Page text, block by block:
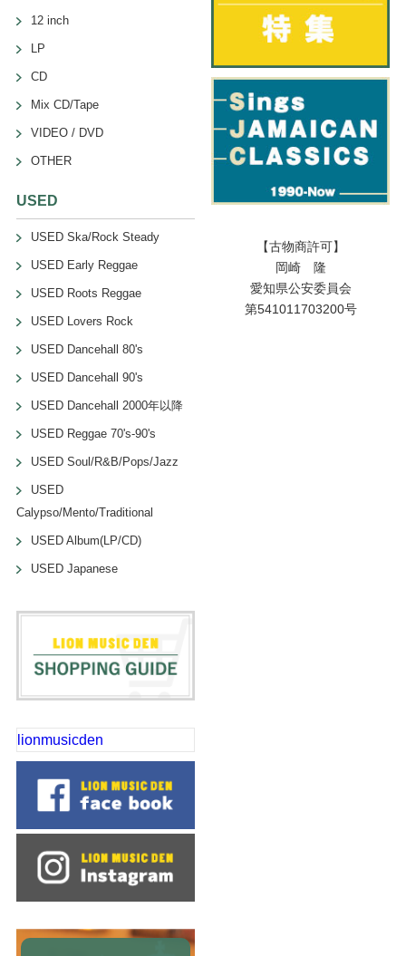
12 inch
LP
CD
Mix CD/Tape
VIDEO / DVD
OTHER
USED
USED Ska/Rock Steady
USED Early Reggae
USED Roots Reggae
USED Lovers Rock
USED Dancehall 80's
USED Dancehall 90's
USED Dancehall 2000年以降
USED Reggae 70's-90's
USED Soul/R&B/Pops/Jazz
USED
Calypso/Mento/Traditional
USED Album(LP/CD)
USED Japanese
lionmusicden
【古物商許可】
岡崎 隆
愛知県公安委員会
第541011703200号